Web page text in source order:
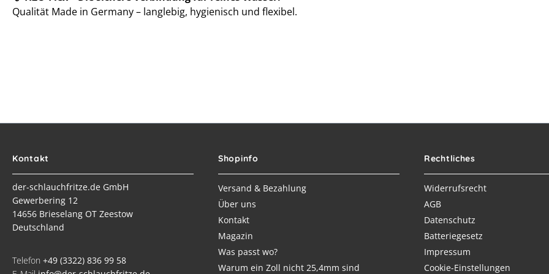
Qualität Made in Germany – langlebig, hygienisch und flexibel.
Kontakt
der-schlauchfritze.de GmbH
Gewerbering 12
14656 Brieselang OT Zeestow
Deutschland
Telefon +49 (3322) 836 99 58
Shopinfo
Versand & Bezahlung
Über uns
Kontakt
Magazin
Was passt wo?
Warum ein Zoll nicht 25,4mm sind
Rechtliches
Widerrufsrecht
AGB
Datenschutz
Batteriegesetz
Impressum
Cookie-Einstellungen